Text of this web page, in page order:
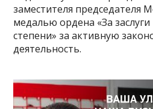
заместителя председателя
медалью ордена «За
степени» за активную
деятельность.